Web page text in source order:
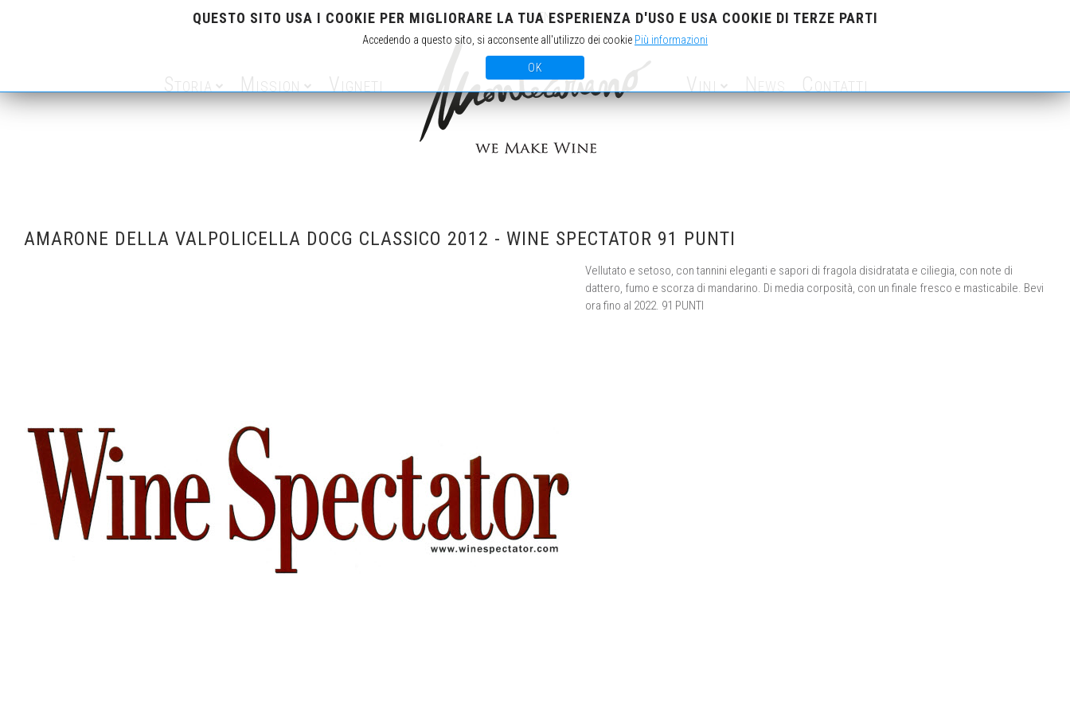
IT EN
Storia Mission Vigneti Vini Contatti
AMARONE DELLA VALPOLICELLA DOCG CLASSICO 2012 - WINE SPECTATOR 91 PUNTI
Vellutato e setoso, con tannini eleganti e sapori di fragola disidratata e ciliegia, con note di
dattero, fumo e scorza di mandarino. Di media corposità, con un finale fresco e masticabile. Bevi
ora fino al 2022. 91 PUNTI
QUESTO SITO USA I COOKIE PER MIGLIORARE LA TUA ESPERIENZA D'USO E USA COOKIE DI TERZE PARTI
Accedendo a questo sito, si acconsente all'utilizzo dei cookie Più informazioni
OK